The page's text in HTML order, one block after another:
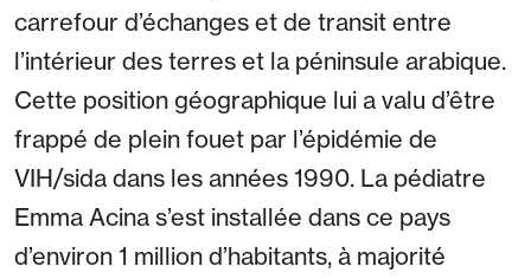
carrefour d’échanges et de transit entre
l’intérieur des terres et la péninsule arabique.
Cette position géographique lui a valu d’être
frappé de plein fouet par l’épidémie de
VIH/sida dans les années 1990. La pédiatre
Emma Acina s’est installée dans ce pays
d’environ 1 million d’habitants, à majorité